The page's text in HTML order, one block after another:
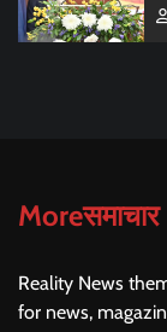
Moreसमाचार
Reality News
for news,